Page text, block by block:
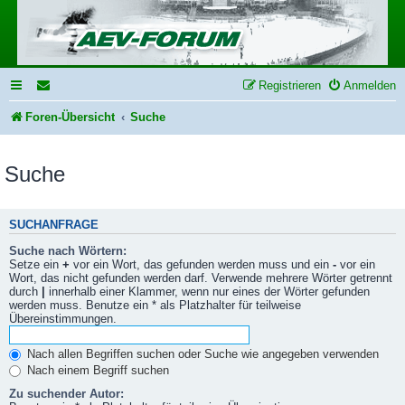
Anmelden
Registrieren
Foren-Übersicht Suche
Suche
SUCHANFRAGE
Suche nach Wörtern:
Setze ein + vor ein Wort, das gefunden werden muss und ein - vor ein
Wort, das nicht gefunden werden darf. Verwende mehrere Wörter getrennt
durch | innerhalb einer Klammer, wenn nur eines der Wörter gefunden
werden muss. Benutze ein * als Platzhalter für teilweise
Übereinstimmungen.
Nach allen Begriffen suchen oder Suche wie angegeben verwenden
Nach einem Begriff suchen
Zu suchender Autor: